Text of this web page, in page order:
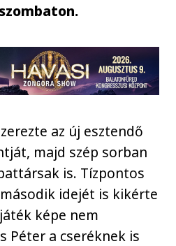
az új esztendő
majd szép sorban
is. Tízpontos
idejét is kikérte
képe nem
Péter a cseréknek is